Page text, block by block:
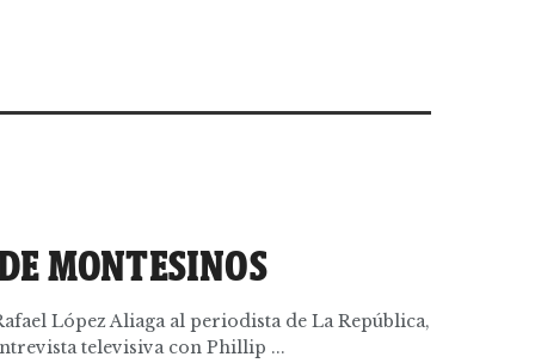
MONTESINOS
López Aliaga al periodista de La República,
televisiva con Phillip ...